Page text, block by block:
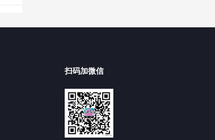
扫码加微信